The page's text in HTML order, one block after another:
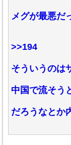
メグが最悪だ
>>194
そういうのは
中国で流そう
だろうなとか